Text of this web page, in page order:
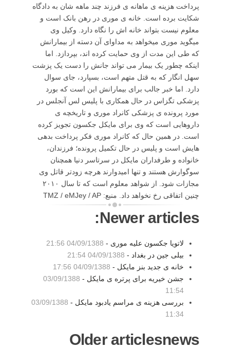
پرداخت هزینه ی ماهانه ی فرزند چند ماهه شان به دادگاه
شکایت برده است. خانه ی موری در رهن بانک است و
معلوم نیست بتواند خانه اش را نگاه دارد. وکیل وی
میگوید موری میخواهد به مداوای آن دسته از بیمارانش
که طی این مدت از وی حمایت کرده اند، بپردازد. اما
اینکه چطور یک بیمار می تواند جانش را دست یک پزشت
سهل انگار که به قتل متهم است، بسپارد، جای سوال
دارد. اما خبر جالب برای بیمارانش این است که بورد
پزشکی تگزاس در حال همکاری با پلیس لس آنجلس در
مورد پرونده ی پزشکی کانراد موری و تاریخچه ی
داروهایی است که وی برای مایکل جکسون تجویز کرده
است. در همین حال که کانراد موری فکر پرداخت بدهی
هایش است و پلیس در حال تکمیل پرونده؛ فرزندان،
خانواده و طرفداران مایکل در سرتاسر دنیا همچنان
سوگوارش هستند و تنها امیدوارند هرچه زودتر قاتل وی
مجازات شود. از شواهد معلوم است که تا سال ۲۰۱۰
چنین اتفاقی رخ نخواهد داد. منبع: TMZ / eMJey / AP
Newer articles:
لاتویا جکسون علیه موری - 04/09/1388 21:56
بیلی جین در بغداد - 04/09/1388 21:54
خانه ی جدید بنز مایکل - 04/09/1388 17:56
جشن خیریه برای پرتره ی مایکل - 03/09/1388
11:54
بررسی هزینه ی مراسم یادبود مایکل - 03/09/1388
11:34
Older articlesnews